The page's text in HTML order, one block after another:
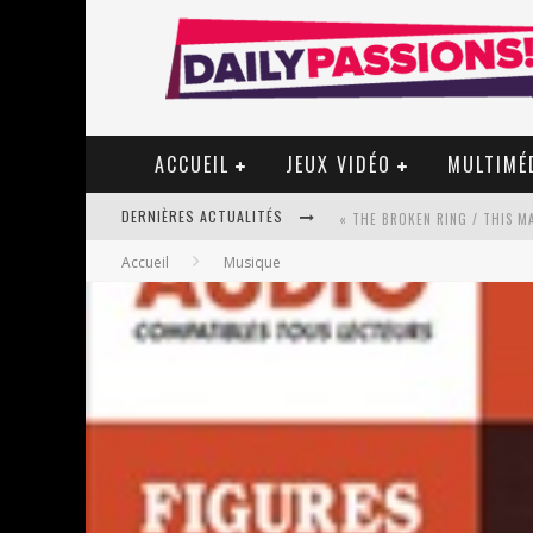
ACCUEIL JEUX VIDÉO
DERNIÈRES ACTUALITÉS
PSYRIVER 2026 : LA MAGIE
Accueil Musique